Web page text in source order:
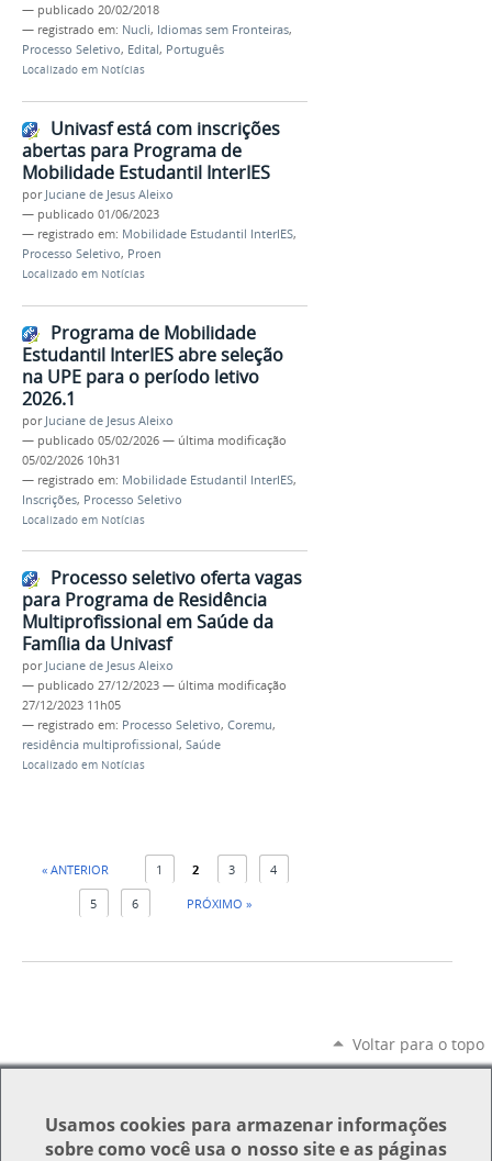
— publicado 20/02/2018
— registrado em: Nucli, Idiomas sem Fronteiras,
Processo Seletivo, Edital, Português
Localizado em Notícias
Univasf está com inscrições
abertas para Programa de
Mobilidade Estudantil InterIES
por Juciane de Jesus Aleixo
— publicado 01/06/2023
— registrado em: Mobilidade Estudantil InterIES,
Processo Seletivo, Proen
Localizado em Notícias
Programa de Mobilidade
Estudantil InterIES abre seleção
na UPE para o período letivo
2026.1
por Juciane de Jesus Aleixo
— publicado 05/02/2026 — última modificação
05/02/2026 10h31
— registrado em: Mobilidade Estudantil InterIES,
Inscrições, Processo Seletivo
Localizado em Notícias
Processo seletivo oferta vagas
para Programa de Residência
Multiprofissional em Saúde da
Família da Univasf
por Juciane de Jesus Aleixo
— publicado 27/12/2023 — última modificação
27/12/2023 11h05
— registrado em: Processo Seletivo, Coremu,
residência multiprofissional, Saúde
Localizado em Notícias
« ANTERIOR 1 2 3 4
5 6 PRÓXIMO »
Voltar para o topo
Usamoscookies para armazenar informações
sobre como você usa o nosso site e as páginas